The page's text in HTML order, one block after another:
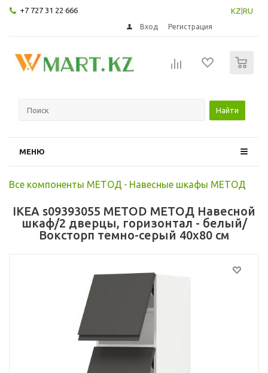
+7 727 31 22 666 KZ RU
Вход Регистрация
Найти
МЕНЮ
Все компоненты МЕТОД - Навесные шкафы МЕТОД
IKEA s09393055 METOD МЕТОД Навесной
шкаф/2 дверцы, горизонтал - белый/
Воксторп темно-серый 40x80 см